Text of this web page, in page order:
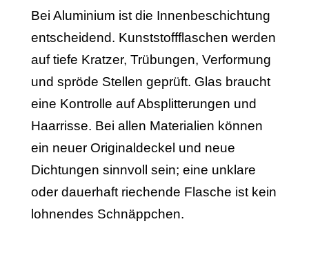
Bei Aluminium ist die Innenbeschichtung
entscheidend. Kunststoffflaschen werden
auf tiefe Kratzer, Trübungen, Verformung
und spröde Stellen geprüft. Glas braucht
eine Kontrolle auf Absplitterungen und
Haarrisse. Bei allen Materialien können
ein neuer Originaldeckel und neue
Dichtungen sinnvoll sein; eine unklare
oder dauerhaft riechende Flasche ist kein
lohnendes Schnäppchen.